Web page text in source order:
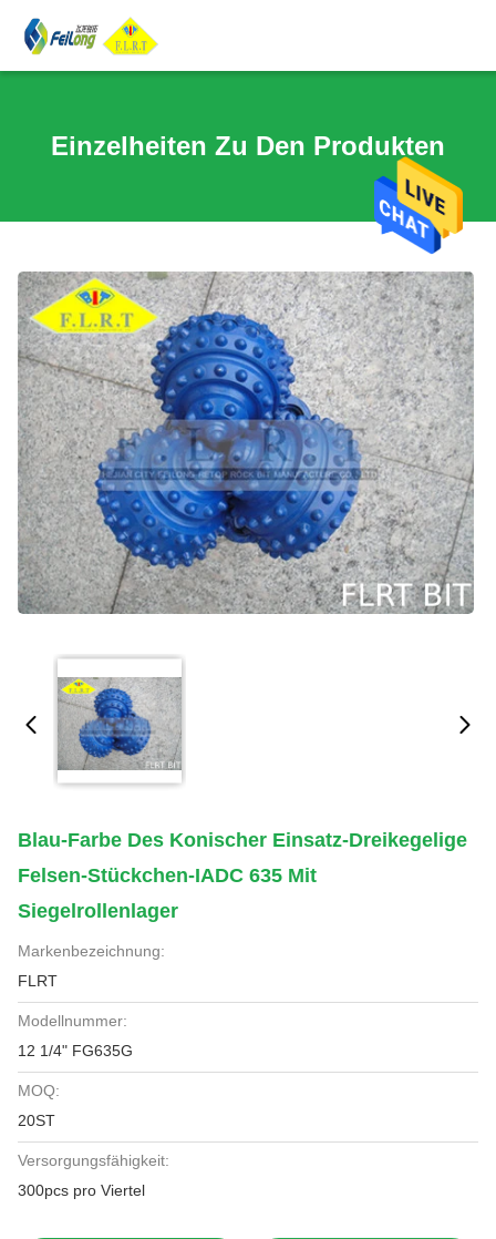
Einzelheiten Zu Den Produkten
Blau-Farbe Des Konischer Einsatz-Dreikegelige
Felsen-Stückchen-IADC 635 Mit
Siegelrollenlager
Markenbezeichnung:
FLRT
Modellnummer:
12 1/4" FG635G
MOQ:
20ST
Versorgungsfähigkeit:
300pcs pro Viertel